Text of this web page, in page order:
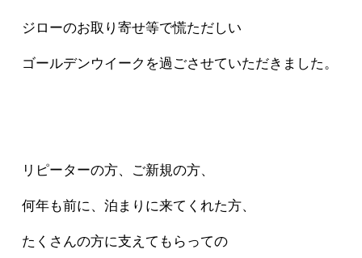
ジローのお取り寄せ等で慌ただしい
ゴールデンウイークを過ごさせていただきました。
リピーターの方、ご新規の方、
何年も前に、泊まりに来てくれた方、
たくさんの方に支えてもらっての